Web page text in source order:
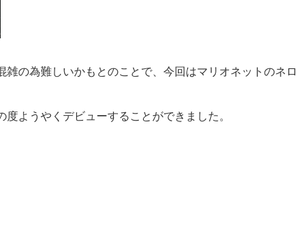
の為難しいかもとのことで、今回はマリオネットのネロ
ようやくデビューすることができました。